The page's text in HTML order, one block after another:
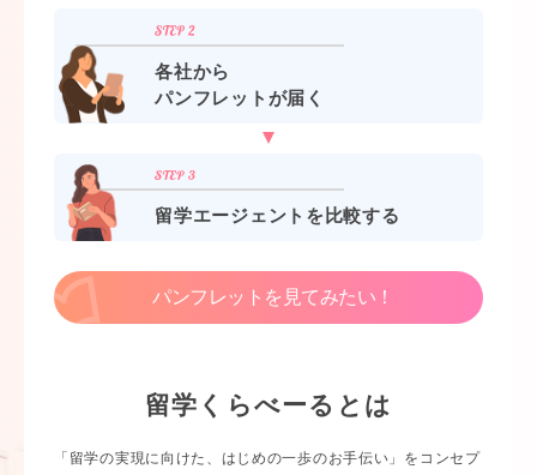
各社から
パンフレットが届く
留学エージェントを比較する
パンフレットを見てみたい！
留学くらべーるとは
「留学の実現に向けた、はじめの一歩のお手伝い」をコンセプ